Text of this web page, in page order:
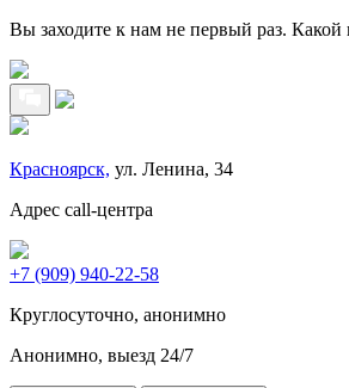
Вы заходите к нам не первый раз.
Красноярск, ул. Ленина, 34
Адрес call-центра
+7 (909) 940-22-58
Круглосуточно, анонимно
Анонимно, выезд 24/7